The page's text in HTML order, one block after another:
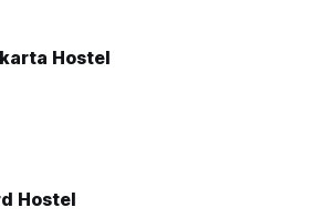
Hostel
Hostel